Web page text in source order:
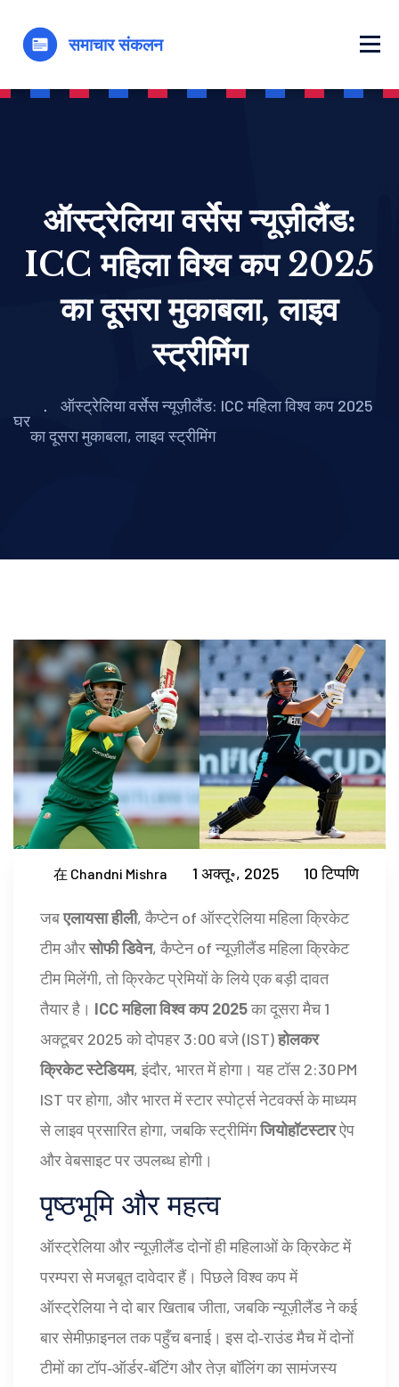
ऑस्ट्रेलिया वर्सेस न्यूज़ीलैंड:
ICC महिला विश्व कप 2025
का दूसरा मुकाबला, लाइव
स्ट्रीमिंग
घर
ऑस्ट्रेलिया वर्सेस न्यूज़ीलैंड: ICC महिला विश्व कप 2025
का दूसरा मुकाबला, लाइव स्ट्रीमिंग
在 Chandni Mishra 1 अक्तू॰, 2025 10 टिप्पणि
जबएलायसा हीली,कैप्टेनof ऑस्ट्रेलिया महिला क्रिकेट
टीमऔरसोफी डिवेन,कैप्टेनofन्यूज़ीलैंड महिला क्रिकेट
टीममिलेंगी, तो क्रिकेट प्रेमियों के लिये एक बड़ी दावत
तैयार है। ICC महिला विश्व कप 2025का दूसरा मैच 1
अक्टूबर 2025 को दोपहर 3:00 बजे (IST)होलकर
क्रिकेट स्टेडियम, इंदौर, भारतमें होगा। यह टॉस 2:30 PM
IST पर होगा, और भारत में स्टार स्पोर्ट्स नेटवर्क्स के माध्यम
से लाइव प्रसारित होगा, जबकि स्ट्रीमिंगजियोहॉटस्टारऐप
और वेबसाइट पर उपलब्ध होगी।
पृष्ठभूमि और महत्व
ऑस्ट्रेलिया और न्यूज़ीलैंड दोनों ही महिलाओं के क्रिकेट में
परम्परा से मजबूत दावेदार हैं। पिछले विश्व कप में
ऑस्ट्रेलिया ने दो बार खिताब जीता, जबकि न्यूज़ीलैंड ने कई
बार सेमीफ़ाइनल तक पहुँच बनाई। इस दो‑राउंड मैच में दोनों
टीमों का टॉप‑ऑर्डर‑बॅटिंग और तेज़ बॉलिंग का सामंजस्य